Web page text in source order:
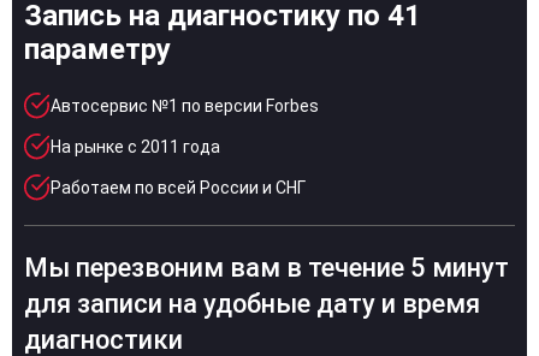
Запись на диагностику по 41
параметру
Автосервис №1 по версии Forbes
На рынке с 2011 года
Работаем по всей России и СНГ
Мы перезвоним вам в течение 5 минут
для записи на удобные дату и время
диагностики